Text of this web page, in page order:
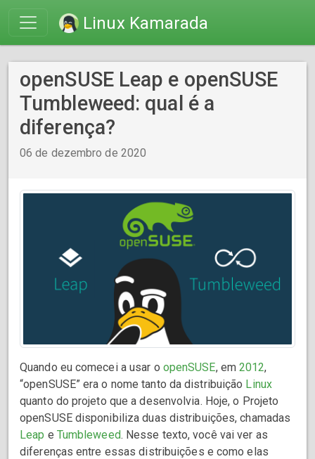
Linux Kamarada
openSUSE Leap e openSUSE
Tumbleweed: qual é a
diferença?
06 de dezembro de 2020
Quando eu comecei a usar o openSUSE, em2012,
“openSUSE” era o nome tanto da distribuição Linux
quanto do projeto que a desenvolvia. Hoje, o Projeto
openSUSE disponibiliza duas distribuições, chamadas
Leap e Tumbleweed. Nesse texto, você vai ver as
diferenças entre essas distribuições e como elas